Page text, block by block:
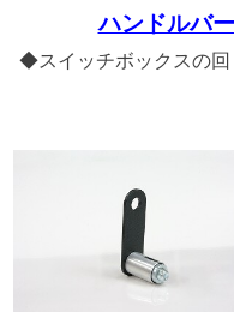
ハンドルバ
◆スイッチボックスの回